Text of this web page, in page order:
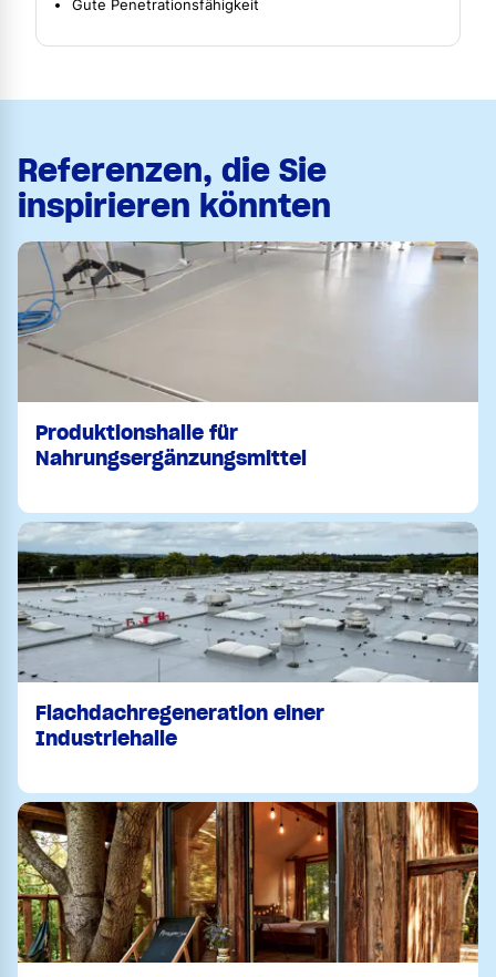
Gute Penetrationsfähigkeit
Referenzen, die Sie
inspirieren könnten
Produktionshalle für
Nahrungsergänzungsmittel
Flachdachregeneration einer
Industriehalle